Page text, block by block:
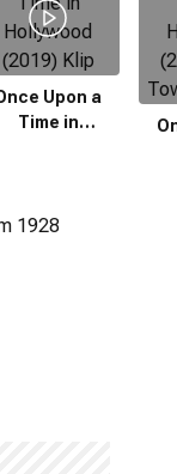
Upon a
Time in
1928